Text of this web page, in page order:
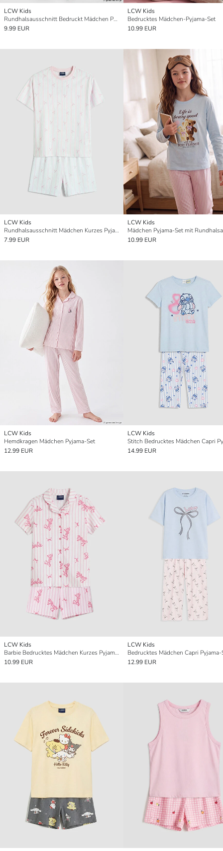
LCW Kids
Rundhalsausschnitt Bedruckt Mädchen Pyjama-Set
9.99 EUR
LCW Kids
Bedrucktes Mädchen-Pyjama-Set
10.99 EUR
LCW Kids
Rundhalsausschnitt Mädchen Kurzes Pyjama-Set
7.99 EUR
LCW Kids
10.99 EUR
LCW Kids
Hemdkragen Mädchen Pyjama-Set
12.99 EUR
LCW Kids
14.99 EUR
LCW Kids
Barbie Bedrucktes Mädchen Kurzes Pyjama-Set
10.99 EUR
LCW Kids
Bedrucktes Mädchen Capri Pyjama-
12.99 EUR